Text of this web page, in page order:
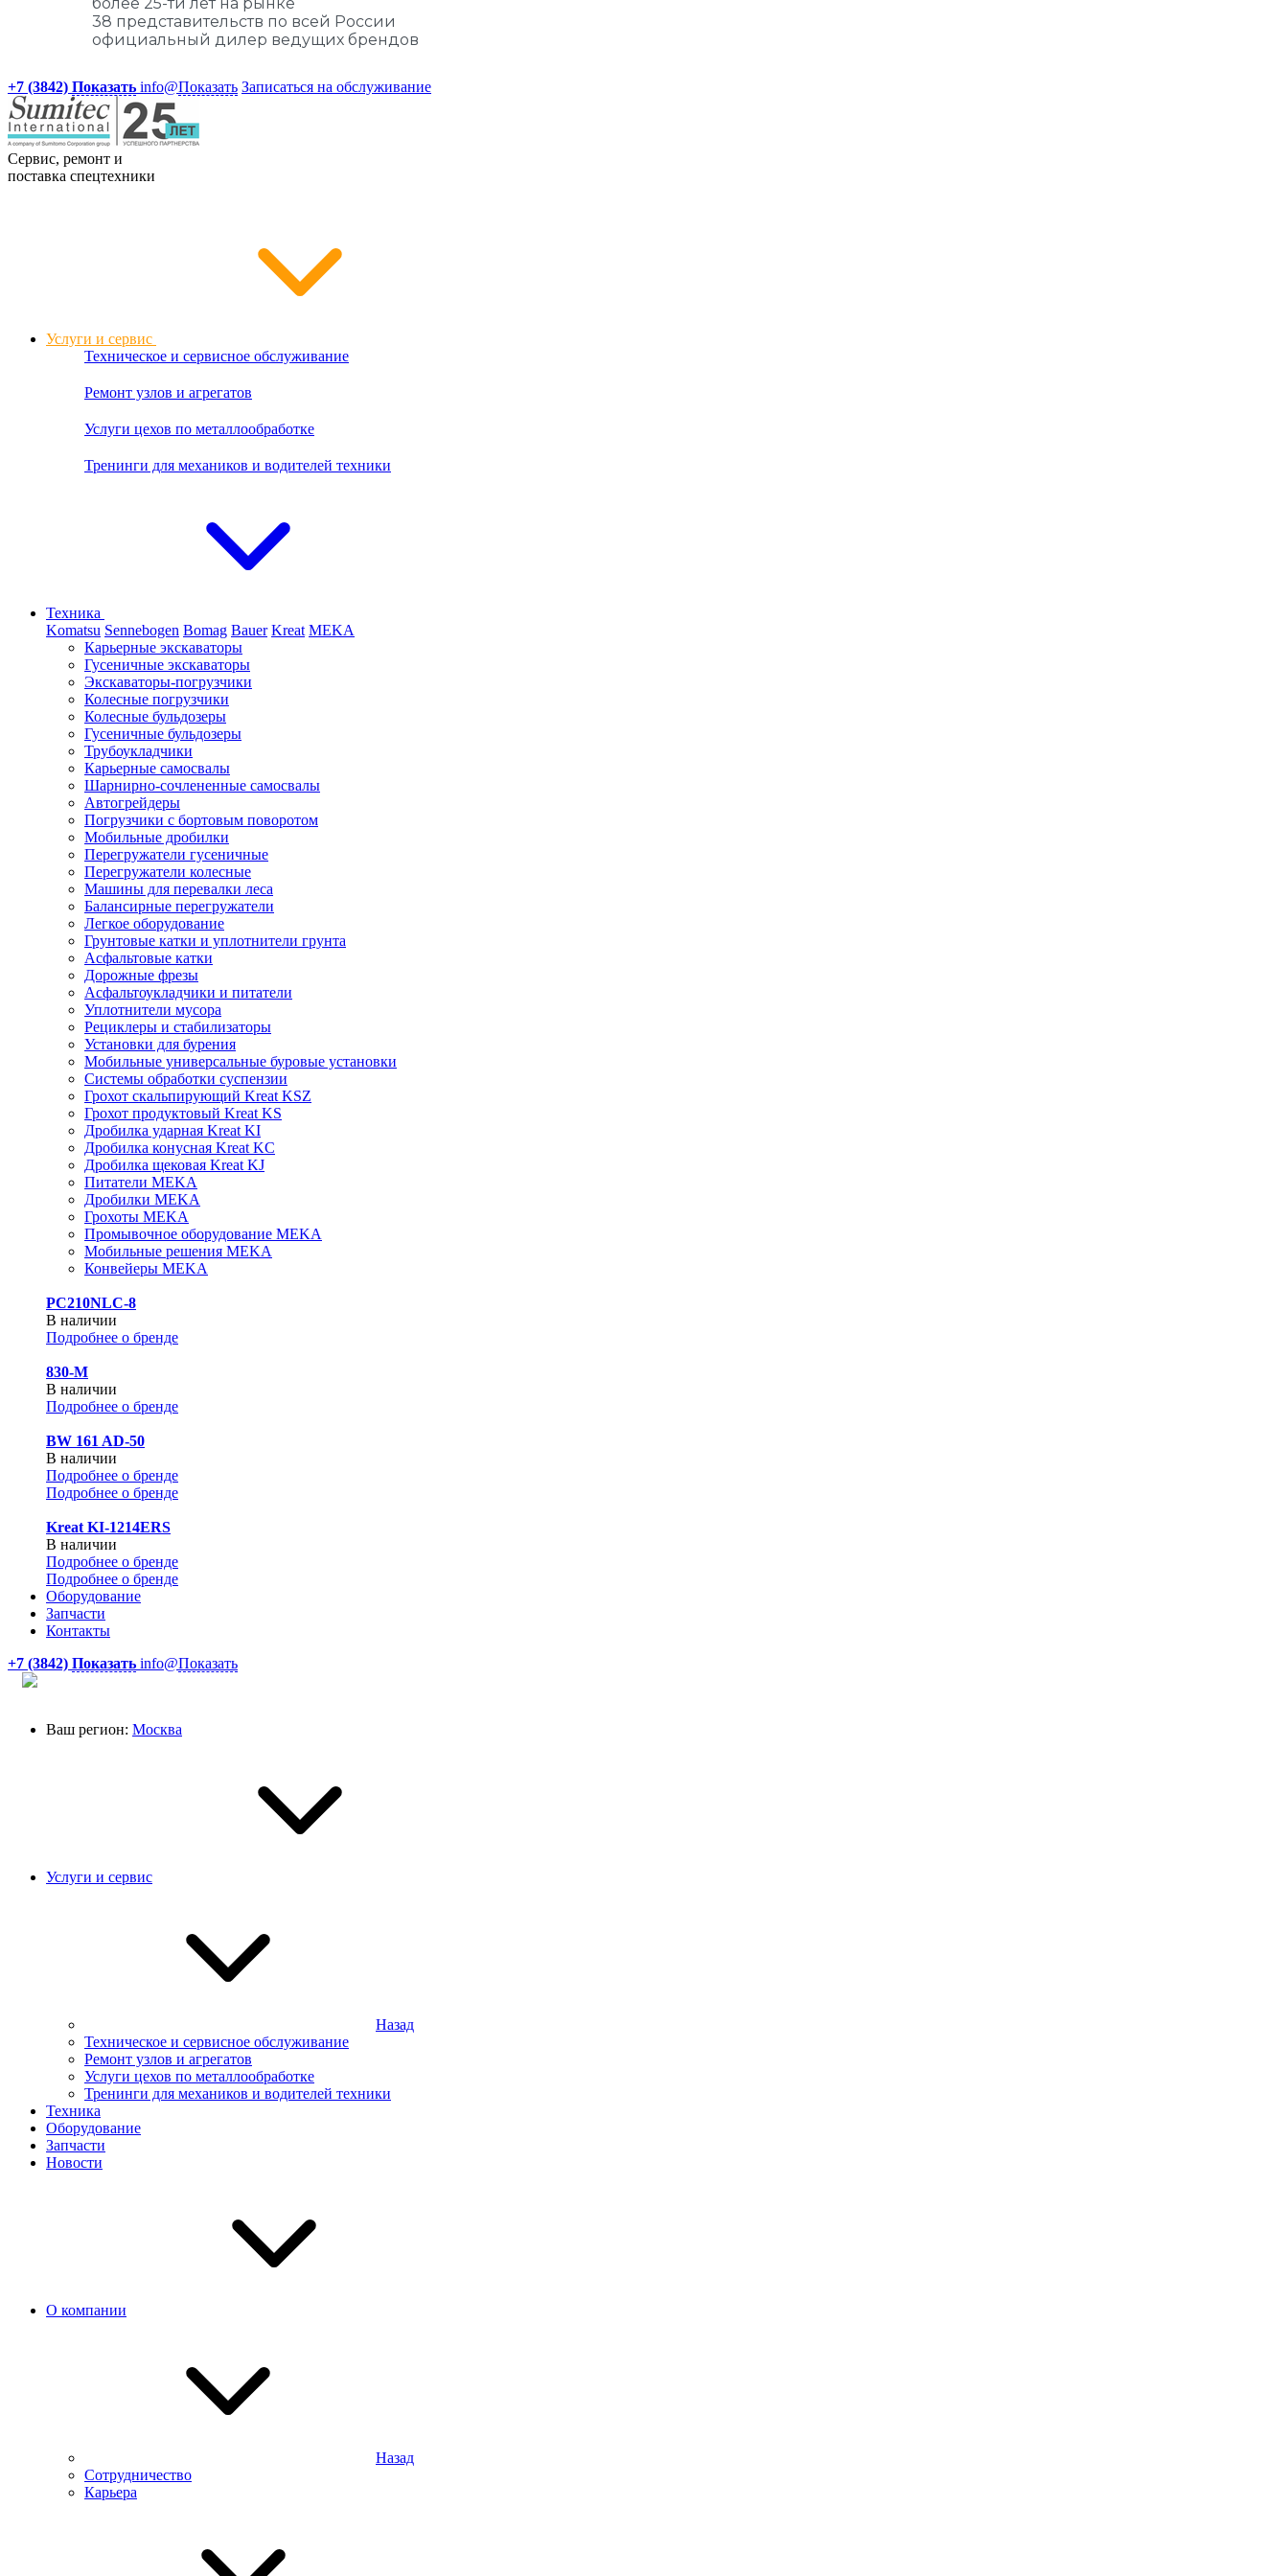
38 представительств по всей России
официальный дилер ведущих брендов
+7 (3842) Показать info@Показать Записаться на обслуживание
Сервис, ремонт и
поставка спецтехники
Услуги и сервис
Техническое и сервисное обслуживание
Ремонт узлов и агрегатов
Услуги цехов по металлообработке
Тренинги для механиков и водителей техники
Техника
Komatsu Sennebogen Bomag Bauer Kreat MEKA
Карьерные экскаваторы
Гусеничные экскаваторы
Экскаваторы-погрузчики
Колесные погрузчики
Колесные бульдозеры
Гусеничные бульдозеры
Трубоукладчики
Карьерные самосвалы
Шарнирно-сочлененные cамосвалы
Автогрейдеры
Погрузчики с бортовым поворотом
Мобильные дробилки
Перегружатели гусеничные
Перегружатели колесные
Машины для перевалки леса
Балансирные перегружатели
Легкое оборудование
Грунтовые катки и уплотнители грунта
Асфальтовые катки
Дорожные фрезы
Асфальтоукладчики и питатели
Уплотнители мусора
Рециклеры и стабилизаторы
Установки для бурения
Мобильные универсальные буровые установки
Системы обработки суспензии
Грохот скальпирующий Kreat KSZ
Грохот продуктовый Kreat KS
Дробилка ударная Kreat KI
Дробилка конусная Kreat KC
Дробилка щековая Kreat KJ
Питатели MEKA
Дробилки MEKA
Грохоты MEKA
Промывочное оборудование MEKA
Мобильные решения MEKA
Конвейеры MEKA
PC210NLC-8
В наличии
Подробнее о бренде
830-М
В наличии
Подробнее о бренде
BW 161 AD-50
В наличии
Подробнее о бренде
Подробнее о бренде
Kreat KI-1214ERS
В наличии
Подробнее о бренде
Подробнее о бренде
Оборудование
Запчасти
Контакты
+7 (3842) Показать info@Показать
Ваш регион: Москва
Услуги и сервис
Назад
Техническое и сервисное обслуживание
Ремонт узлов и агрегатов
Услуги цехов по металлообработке
Тренинги для механиков и водителей техники
Техника
Оборудование
Запчасти
Новости
О компании
Назад
Сотрудничество
Карьера